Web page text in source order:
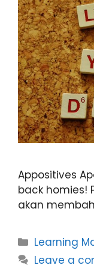
Appositives
back homies!
akan
Learning
Leave a